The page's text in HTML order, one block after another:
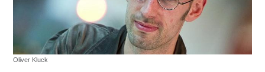
KONTAKTY
O DIVADLE
Oliver Kluck